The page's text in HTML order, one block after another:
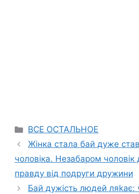
Categories
ВСЕ ОСТАЛЬНОЕ
Жінка стала бай дуже
чоловіка. Незабаром чоловік
правду від подруги дружини
Бай дужість людей ляkає: